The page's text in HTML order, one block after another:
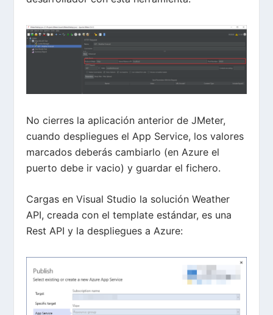
No cierres la aplicación anterior de JMeter,
cuando despliegues el App Service, los valores
marcados deberás cambiarlo (en Azure el
puerto debe ir vacio) y guardar el fichero.
Cargas en Visual Studio la solución Weather
API, creada con el template estándar, es una
Rest API y la despliegues a Azure: